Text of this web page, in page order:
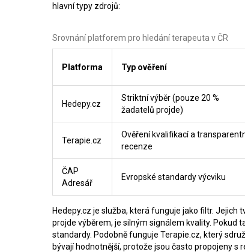
hlavní typy zdrojů:
Srovnání platforem pro hledání terapeuta v ČR
Platforma Typ ověření
Hedepy.cz
Striktní výběr (pouze 20 %
žadatelů projde)
Terapie.cz
Ověření kvalifikací a
recenze
ČAP
Adresář
Evropské standardy výcviku
Hedepy.cz je služba, která funguje jako filtr. Jejich
projde výběrem, je silným signálem kvality. Pokud
standardy. Podobně funguje Terapie.cz, který
bývají hodnotnější, protože jsou často propojeny s